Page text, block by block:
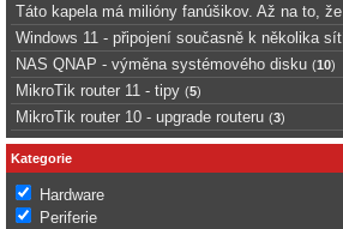
Táto kapela má milióny fanúšikov. Až na to, že
Windows 11 - připojení současně k několika
NAS QNAP - výměna systémového disku (10)
MikroTik router 11 - tipy (5)
MikroTik router 10 - upgrade routeru (3)
Kategorie
Hardware
Periferie